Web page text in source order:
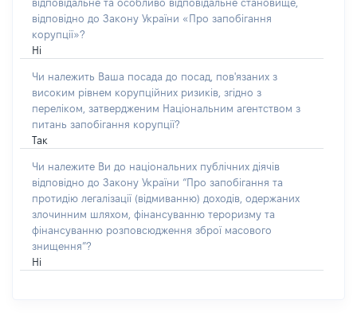
відповідальне та особливо відповідальне становище,
відповідно до Закону України «Про запобігання
корупції»?
Ні
Чи належить Ваша посада до посад, пов'язаних з
високим рівнем корупційних ризиків, згідно з
переліком, затвердженим Національним агентством з
питань запобігання корупції?
Так
Чи належите Ви до національних публічних діячів
відповідно до Закону України “Про запобігання та
протидію легалізації (відмиванню) доходів, одержаних
злочинним шляхом, фінансуванню тероризму та
фінансуванню розповсюдження зброї масового
знищення”?
Ні